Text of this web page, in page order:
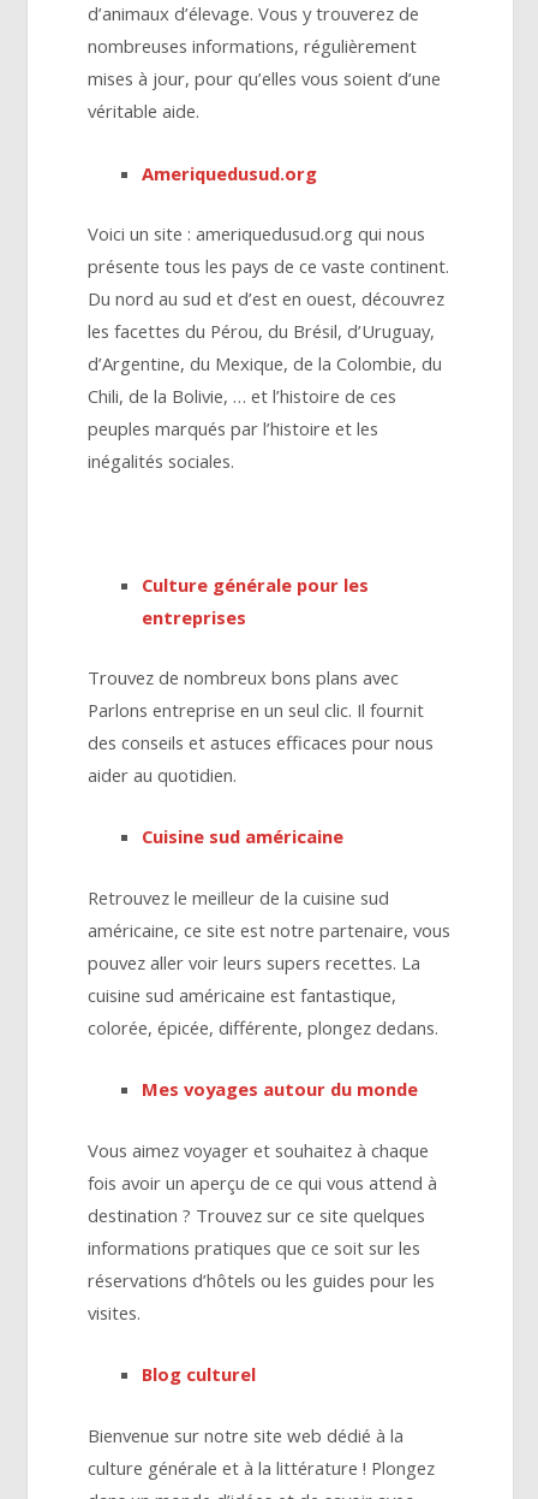
d’animaux d’élevage. Vous y trouverez de
nombreuses informations, régulièrement
mises à jour, pour qu’elles vous soient d’une
véritable aide.
Ameriquedusud.org
Voici un site : ameriquedusud.org qui nous
présente tous les pays de ce vaste continent.
Du nord au sud et d’est en ouest, découvrez
les facettes du Pérou, du Brésil, d’Uruguay,
d’Argentine, du Mexique, de la Colombie, du
Chili, de la Bolivie, … et l’histoire de ces
peuples marqués par l’histoire et les
inégalités sociales.
Culture générale pour les
entreprises
Trouvez de nombreux bons plans avec
Parlons entreprise en un seul clic. Il fournit
des conseils et astuces efficaces pour nous
aider au quotidien.
Cuisine sud américaine
Retrouvez le meilleur de la cuisine sud
américaine, ce site est notre partenaire, vous
pouvez aller voir leurs supers recettes. La
cuisine sud américaine est fantastique,
colorée, épicée, différente, plongez dedans.
Mes voyages autour du monde
Vous aimez voyager et souhaitez à chaque
fois avoir un aperçu de ce qui vous attend à
destination ? Trouvez sur ce site quelques
informations pratiques que ce soit sur les
réservations d’hôtels ou les guides pour les
visites.
Blog culturel
Bienvenue sur notre site web dédié à la
culture générale et à la littérature ! Plongez